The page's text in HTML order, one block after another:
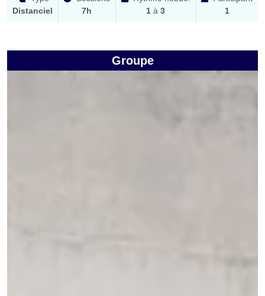
Distanciel
7h
1 à3
1
Groupe